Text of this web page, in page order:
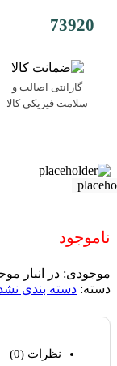
73920
گارانتی اصالت و
سلامت فیزیکی کالا
ناموجود
موجودی: در انبار
دسته: دسته بندی
نظرات (0)